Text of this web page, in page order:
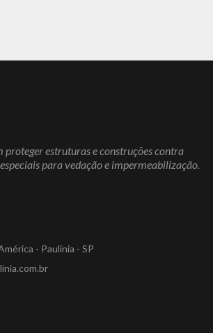
proteger estruturas e construções contra
para vedação e impermeabilização.
- Paulínia - SP